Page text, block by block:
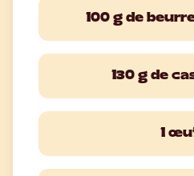
100 g de
130 g de
1